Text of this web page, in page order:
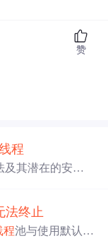
赞
程
及其潜在的安全
中断的代码。虽然
应用中使用。
法终止
程池与使用默认 线